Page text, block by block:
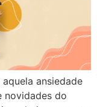
ansiedade
novidades do